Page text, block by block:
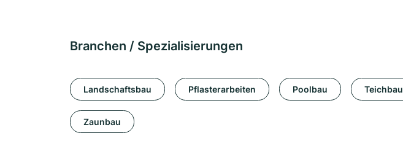
Branchen / Spezialisierungen
Landschaftsbau Pflasterarbeiten Poolbau Teichbau
Zaunbau